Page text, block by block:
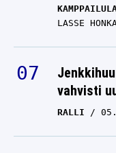
LASSE
vahvisti
RALLI